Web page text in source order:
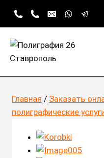
Главная / Заказать
полиграфические